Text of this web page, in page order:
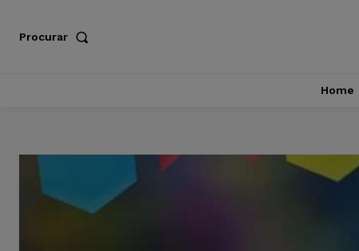
Procurar
Home